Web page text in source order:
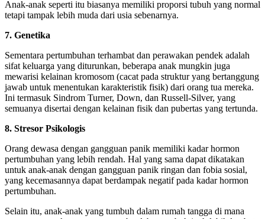
Anak-anak seperti itu biasanya memiliki proporsi tubuh yang normal
tetapi tampak lebih muda dari usia sebenarnya.
7. Genetika
Sementara pertumbuhan terhambat dan perawakan pendek adalah
sifat keluarga yang diturunkan, beberapa anak mungkin juga
mewarisi kelainan kromosom (cacat pada struktur yang bertanggung
jawab untuk menentukan karakteristik fisik) dari orang tua mereka.
Ini termasuk Sindrom Turner, Down, dan Russell-Silver, yang
semuanya disertai dengan kelainan fisik dan pubertas yang tertunda.
8. Stresor Psikologis
Orang dewasa dengan gangguan panik memiliki kadar hormon
pertumbuhan yang lebih rendah. Hal yang sama dapat dikatakan
untuk anak-anak dengan gangguan panik ringan dan fobia sosial,
yang kecemasannya dapat berdampak negatif pada kadar hormon
pertumbuhan.
Selain itu, anak-anak yang tumbuh dalam rumah tangga di mana